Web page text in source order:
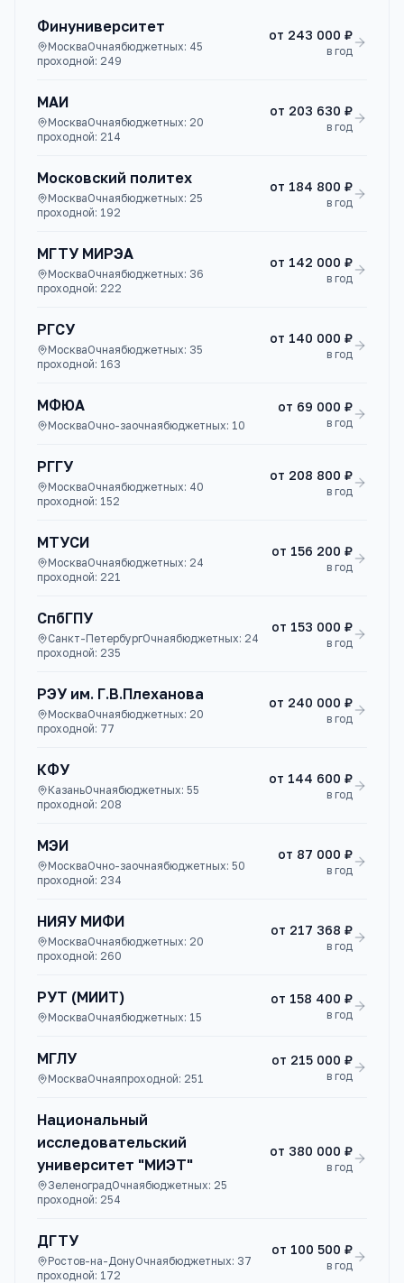
Финуниверситет
МоскваОчнаябюджетных: 45
проходной: 249
от 243 000 ₽
в год
МАИ
МоскваОчнаябюджетных: 20
проходной: 214
от 203 630 ₽
в год
Московский политех
МоскваОчнаябюджетных: 25
проходной: 192
от 184 800 ₽
в год
МГТУ МИРЭА
МоскваОчнаябюджетных: 36
проходной: 222
от 142 000 ₽
в год
РГСУ
МоскваОчнаябюджетных: 35
проходной: 163
от 140 000 ₽
в год
МФЮА
МоскваОчно-заочнаябюджетных: 10
от 69 000 ₽
в год
РГГУ
МоскваОчнаябюджетных: 40
проходной: 152
от 208 800 ₽
в год
МТУСИ
МоскваОчнаябюджетных: 24
проходной: 221
от 156 200 ₽
в год
СпбГПУ
Санкт-ПетербургОчнаябюджетных: 24
проходной: 235
от 153 000 ₽
в год
РЭУ им. Г.В.Плеханова
МоскваОчнаябюджетных: 20
проходной: 77
от 240 000 ₽
в год
КФУ
КазаньОчнаябюджетных: 55
проходной: 208
от 144 600 ₽
в год
МЭИ
МоскваОчно-заочнаябюджетных: 50
проходной: 234
от 87 000 ₽
в год
НИЯУ МИФИ
МоскваОчнаябюджетных: 20
проходной: 260
от 217 368 ₽
в год
РУТ (МИИТ)
МоскваОчнаябюджетных: 15
от 158 400 ₽
в год
МГЛУ
МоскваОчнаяпроходной: 251
от 215 000 ₽
в год
Национальный
исследовательский
университет "МИЭТ"
ЗеленоградОчнаябюджетных: 25
проходной: 254
от 380 000 ₽
в год
ДГТУ
Ростов-на-ДонуОчнаябюджетных: 37
проходной: 172
от 100 500 ₽
в год